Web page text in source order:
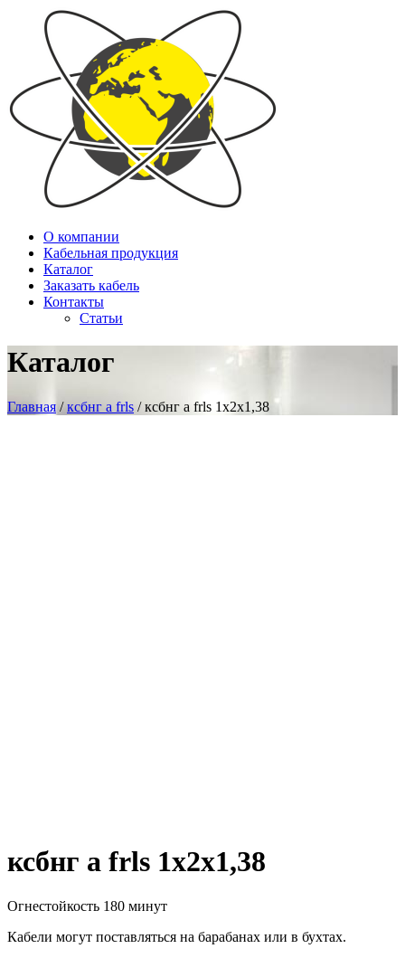
О компании
Кабельная продукция
Каталог
Заказать кабель
Контакты
Статьи
Каталог
Главная /ксбнг а frls / ксбнг а frls 1х2х1,38
ксбнг а frls 1х2х1,38
Огнестойкость 180 минут
Кабели могут поставляться на барабанах или в бухтах.